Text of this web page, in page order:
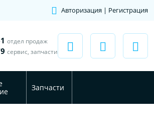
Авторизация | Регистрация
отдел продаж
сервис, запчасти
Запчасти